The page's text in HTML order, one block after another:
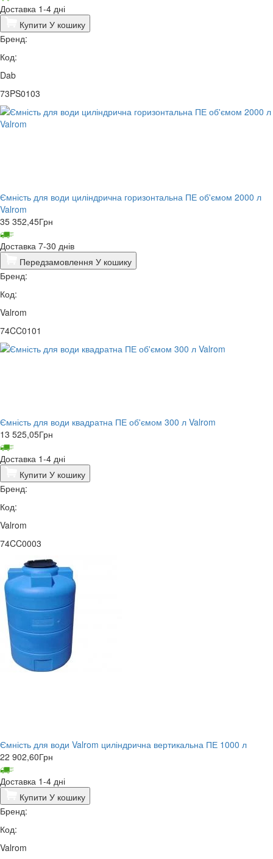
Доставка 1-4 дні
Купити У кошику
Бренд:
Код:
Dab
73PS0103
Ємність для води циліндрична горизонтальна ПЕ об'ємом 2000 л
Valrom
35 352,45Грн
Доставка 7-30 днів
Передзамовлення У кошику
Бренд:
Код:
Valrom
74CC0101
Ємність для води квадратна ПЕ об'ємом 300 л Valrom
13 525,05Грн
Доставка 1-4 дні
Купити У кошику
Бренд:
Код:
Valrom
74CC0003
Ємність для води Valrom циліндрична вертикальна ПЕ 1000 л
22 902,60Грн
Доставка 1-4 дні
Купити У кошику
Бренд:
Код:
Valrom